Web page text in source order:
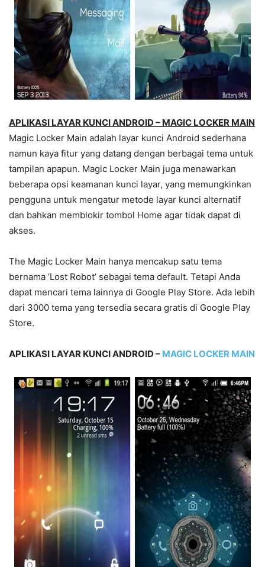
APLIKASI LAYAR KUNCI ANDROID – MAGIC LOCKER MAIN
Magic Locker Main adalah layar kunci Android sederhana
namun kaya fitur yang datang dengan berbagai tema untuk
tampilan apapun. Magic Locker Main juga menawarkan
beberapa opsi keamanan kunci layar, yang memungkinkan
pengguna untuk mengatur metode layar kunci alternatif
dan bahkan memblokir tombol Home agar tidak dapat di
akses.
The Magic Locker Main hanya mencakup satu tema
bernama ‘Lost Robot’ sebagai tema default. Tetapi Anda
dapat mencari tema lainnya di Google Play Store. Ada lebih
dari 3000 tema yang tersedia secara gratis di Google Play
Store.
APLIKASI LAYAR KUNCI ANDROID – MAGIC LOCKER MAIN